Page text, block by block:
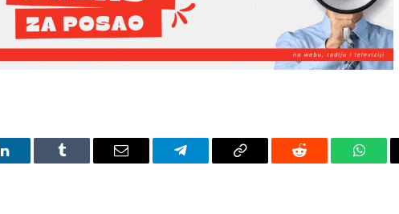
LinkedIn Tumblr Email Telegram Copy
Reddit